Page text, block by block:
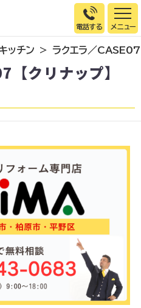
電話する
ッチン ラクエラ／CASE07
【クリナップ】